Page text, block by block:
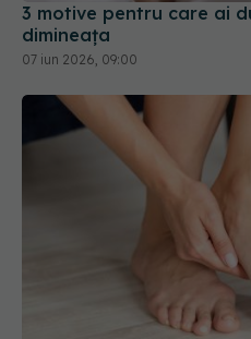
3 motive pentru care ai
dimineața
07 iun 2026, 09:00